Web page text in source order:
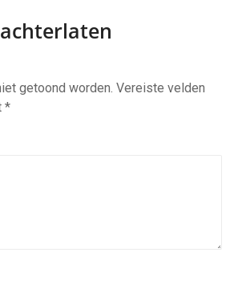
getoond worden. Vereiste velden
*